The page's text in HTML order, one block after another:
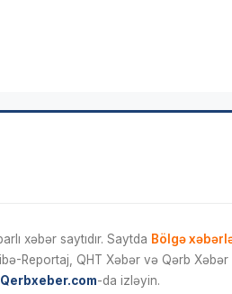
xəbər saytıdır. Saytda Bölgə
Reportaj, QHT Xəbər və Qərb
Qerbxeber.com-da izləyin.